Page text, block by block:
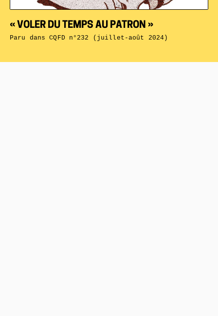
« VOLER DU TEMPS AU PATRON »
Paru dansCQFD n°232 (juillet-août 2024)